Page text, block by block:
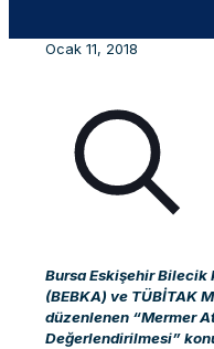
Ocak 11, 2018
Bursa Eskişehir Bilecik
(BEBKA) ve TÜBİTAK
düzenlenen “Mermer
Değerlendirilmesi”